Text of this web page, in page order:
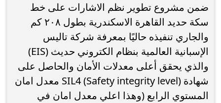
ضمن مشروع تطوير نظم الاشارات على خط
سكة حديد القاهرة الاسكندرية بطول ٢٠٨ كم
والجاري تنفيذه حاليًا بمعرفة شركة تاليس
الإسبانية العالمية بنظام الكتروني حديث (EIS)
والذي يحقق أعلى معدلات الأمان والحاصل على
شهادة SIL4 (Safety integrity level) معدل امان
المستوي الرابع (وهذا اعلي معدل امان في